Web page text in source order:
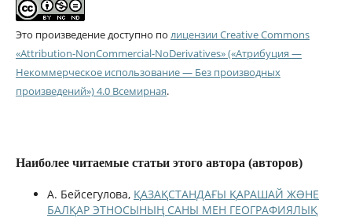
Это произведение доступно по лицензии Creative Commons
«Attribution-NonCommercial-NoDerivatives» («Атрибуция —
Некоммерческое использование — Без производных
произведений») 4.0 Всемирная.
Наиболее читаемые статьи этого автора (авторов)
А. Бейсегулова, ҚАЗАҚСТАНДАҒЫ ҚАРАШАЙ ЖƏНЕ
БАЛҚАР ЭТНОСЫНЫҢ САНЫ МЕН ГЕОГРАФИЯЛЫҚ